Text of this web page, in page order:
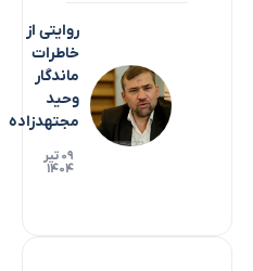
روایتی از
خاطرات
ماندگار
وحید
مجتهدزاده
۰۹ تیر
۱۴۰۴